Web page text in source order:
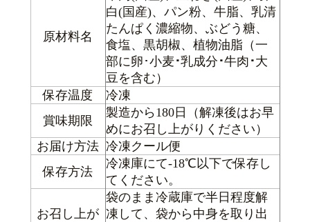
原材料名
白(国産)、パン粉、牛脂、乳清
たんぱく濃縮物、ぶどう糖、
食塩、黒胡椒、植物油脂（一
部に卵･小麦･乳成分 ･牛肉 ･大
豆を含む）
保存温度
冷凍
賞味期限
製造から180日（解凍後はお早
めにお召し上がりください）
お届け方法 冷凍クール便
保存方法
冷凍庫にて-18℃以下で保存し
てください。
お召し上が
袋のまま冷蔵庫で半日程度解
凍して、袋から中身を取り出